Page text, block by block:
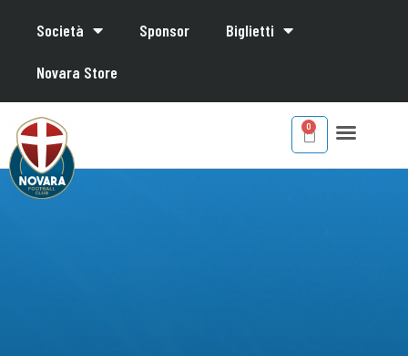
Società Sponsor Biglietti
Novara Store